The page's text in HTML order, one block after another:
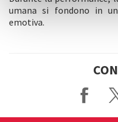
umana si fondono in
emotiva.